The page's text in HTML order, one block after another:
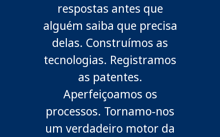
respostas antes que
alguém saiba que precisa
delas. Construímos as
tecnologias. Registramos
as patentes.
Aperfeiçoamos os
processos. Tornamo-nos
um verdadeiro motor da